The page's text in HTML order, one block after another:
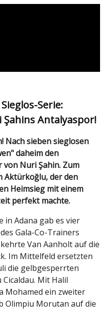
Serie:
Antalyaspor!
daheim den
Nuri Şahin. Zum
Aktürkoğlu, der den
Heimsieg mit einem
perfekt machte.
in Adana gab es vier
Gala-Co-Trainers
Van Aanholt auf die
Im Mittelfeld ersetzten
die gelbgesperrten
Mit Halil
Mohamed ein zweiter
Olimpiu Morutan auf die